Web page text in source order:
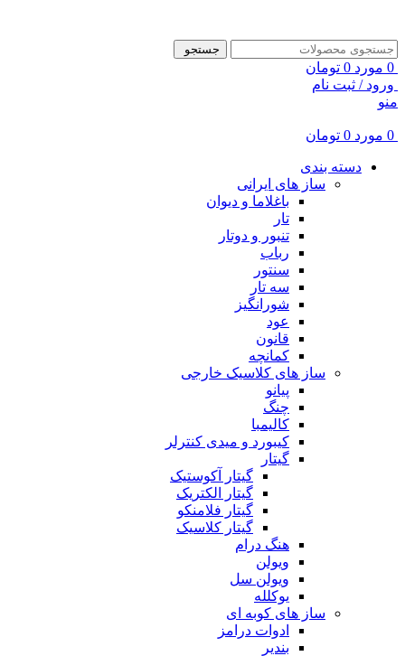
جستجو
0 مورد 0 تومان
ورود / ثبت نام
منو
0 مورد 0 تومان
دسته بندی
ساز های ایرانی
باغلاما و دیوان
تار
تنبور و دوتار
رباب
سنتور
سه تار
شورانگیز
عود
قانون
کمانچه
ساز های کلاسیک خارجی
پیانو
چنگ
کالیمبا
کیبورد و میدی کنترلر
گیتار
گیتار آکوستیک
گیتار الکتریک
گیتار فلامنکو
گیتار کلاسیک
هنگ درام
ویولن
ویولن سل
یوکلله
ساز های کوبه ای
ادوات درامز
بندیر